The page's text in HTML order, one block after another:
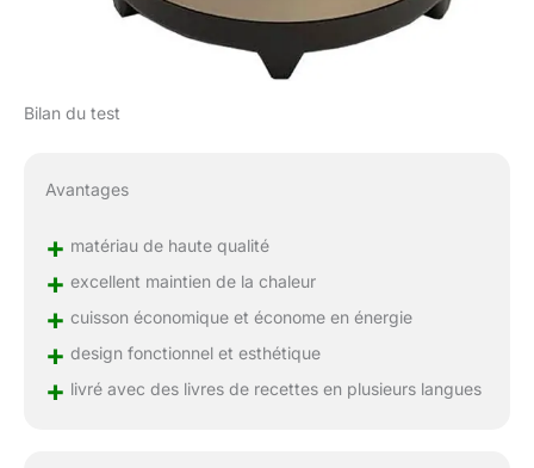
Bilan du test
Avantages
+ matériau de haute qualité
+ excellent maintien de la chaleur
+ cuisson économique et économe en énergie
+ design fonctionnel et esthétique
+ livré avec des livres de recettes en plusieurs langues